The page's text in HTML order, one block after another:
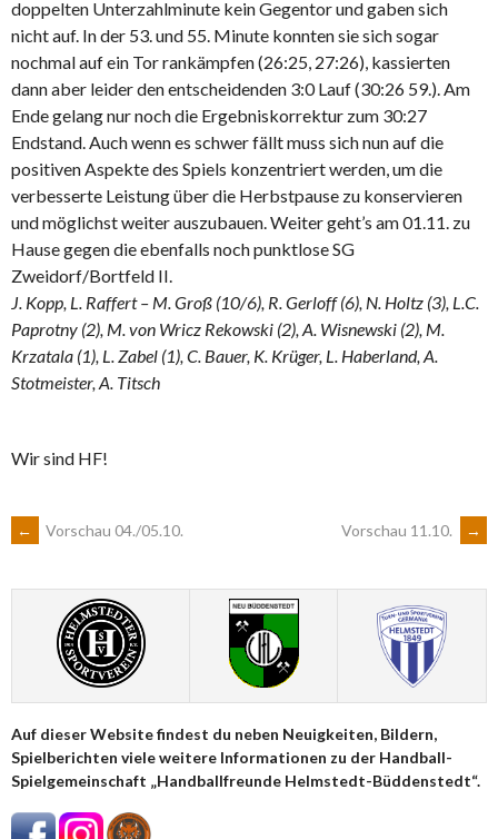
doppelten Unterzahlminute kein Gegentor und gaben sich
nicht auf. In der 53. und 55. Minute konnten sie sich sogar
nochmal auf ein Tor rankämpfen (26:25, 27:26), kassierten
dann aber leider den entscheidenden 3:0 Lauf (30:26 59.). Am
Ende gelang nur noch die Ergebniskorrektur zum 30:27
Endstand. Auch wenn es schwer fällt muss sich nun auf die
positiven Aspekte des Spiels konzentriert werden, um die
verbesserte Leistung über die Herbstpause zu konservieren
und möglichst weiter auszubauen. Weiter geht’s am 01.11. zu
Hause gegen die ebenfalls noch punktlose SG
Zweidorf/Bortfeld II.
J. Kopp, L. Raffert – M. Groß (10/6), R. Gerloff (6), N. Holtz (3), L.C.
Paprotny (2), M. von Wricz Rekowski (2), A. Wisnewski (2), M.
Krzatala (1), L. Zabel (1), C. Bauer, K. Krüger, L. Haberland, A.
Stotmeister, A. Titsch
Wir sind HF!
ARTIKEL-
NAVIGATION
← Vorschau 04./05.10. Vorschau 11.10. →
Auf dieser Website findest du neben Neuigkeiten, Bildern,
Spielberichten viele weitere Informationen zu der Handball-
Spielgemeinschaft „Handballfreunde Helmstedt-Büddenstedt“.